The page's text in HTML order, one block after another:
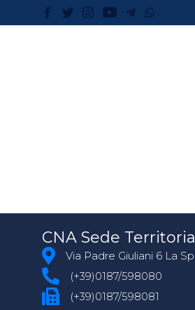
CNA Sede
Via Padre Giuliani 6 La
(+39)0187/598080
(+39)0187/598081